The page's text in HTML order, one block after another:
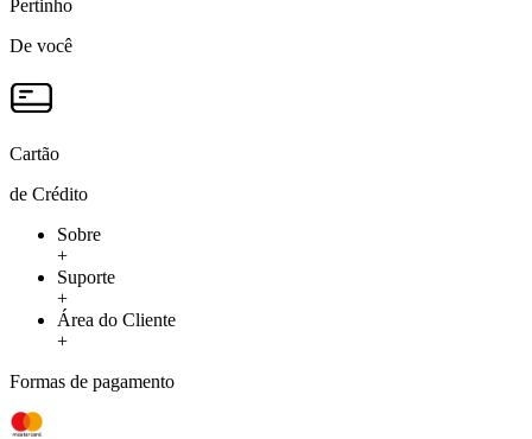
Pertinho
De você
Cartão
de Crédito
Sobre
+
Suporte
+
Área do Cliente
+
Formas de pagamento